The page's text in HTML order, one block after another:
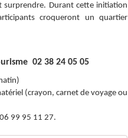
surprendre. Durant cette initiation
croqueront un quartier
02 38 24 05 05
(crayon, carnet de voyage ou
99 95 11 27.